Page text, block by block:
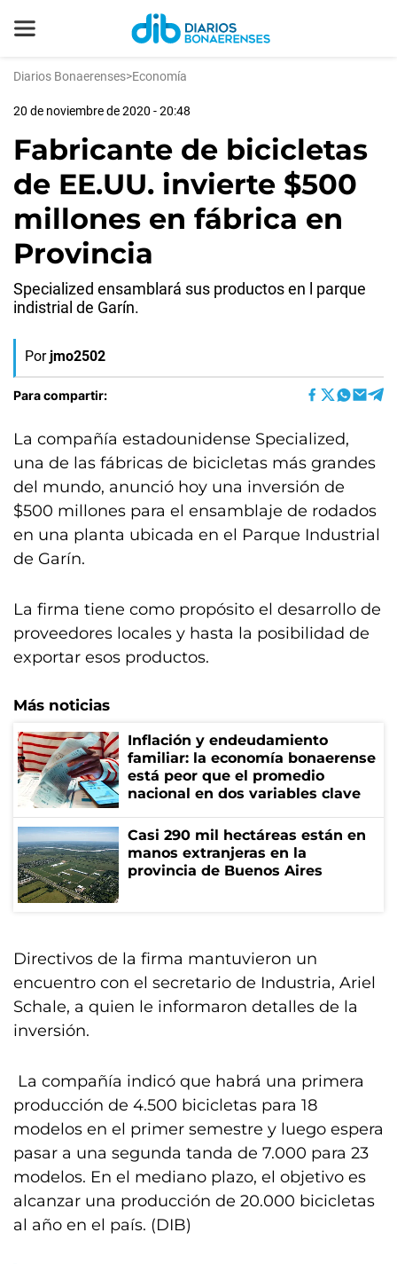
Diarios Bonaerenses>Economía
20 de noviembre de 2020 - 20:48
Fabricante de bicicletas
de EE.UU. invierte $500
millones en fábrica en
Provincia
Specialized ensamblará sus productos en l parque
indistrial de Garín.
Por jmo2502
Para compartir:
La compañía estadounidense Specialized,
una de las fábricas de bicicletas más grandes
del mundo, anunció hoy una inversión de
$500 millones para el ensamblaje de rodados
en una planta ubicada en el Parque Industrial
de Garín.
La firma tiene como propósito el desarrollo de
proveedores locales y hasta la posibilidad de
exportar esos productos.
Más noticias
Inflación y endeudamiento
familiar: la economía bonaerense
está peor que el promedio
nacional en dos variables clave
Casi 290 mil hectáreas están en
manos extranjeras en la
provincia de Buenos Aires
Directivos de la firma mantuvieron un
encuentro con el secretario de Industria, Ariel
Schale, a quien le informaron detalles de la
inversión.
La compañía indicó que habrá una primera
producción de 4.500 bicicletas para 18
modelos en el primer semestre y luego espera
pasar a una segunda tanda de 7.000 para 23
modelos. En el mediano plazo, el objetivo es
alcanzar una producción de 20.000 bicicletas
al año en el país. (DIB)